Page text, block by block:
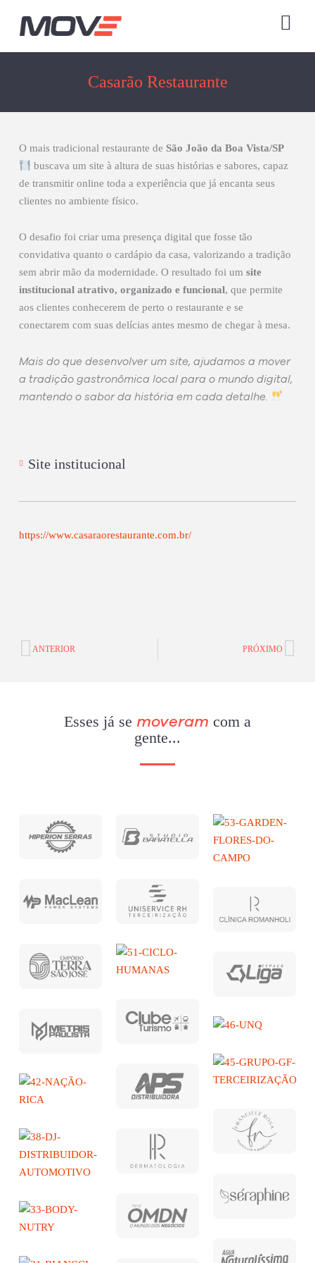
Casarão Restaurante
Site institucional
https://www.casaraorestaurante.com.br/
O mais tradicional restaurante de São João da Boa Vista/SP
buscava um site à altura de suas histórias e sabores, capaz
de transmitir online toda a experiência que já encanta seus
clientes no ambiente físico.
O desafio foi criar uma presença digital que fosse tão
convidativa quanto o cardápio da casa, valorizando a tradição
sem abrir mão da modernidade. O resultado foi um site
institucional atrativo, organizado e funcional, que permite
aos clientes conhecerem de perto o restaurante e se
conectarem com suas delícias antes mesmo de chegar à mesa.
Mais do que desenvolver um site, ajudamos a mover
a tradição gastronômica local para o mundo digital,
mantendo o sabor da história em cada detalhe.
ANTERIOR PRÓXIMO
Esses já se moveram com a
gente...